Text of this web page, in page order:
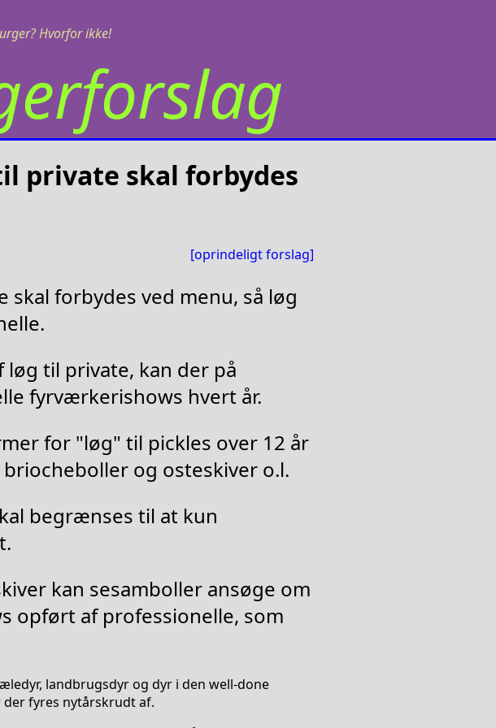
Hvorfor ikke!
private skal forbydes
[oprindeligt forslag]
skal forbydes ved menu, så løg
til private, kan der på
fyrværkerishows hvert år.
for "løg" til pickles over 12 år
og osteskiver o.l.
begrænses til at kun
kan sesamboller ansøge om
opført af professionelle, som
landbrugsdyr og dyr i den well-done
fyres nytårskrudt af.